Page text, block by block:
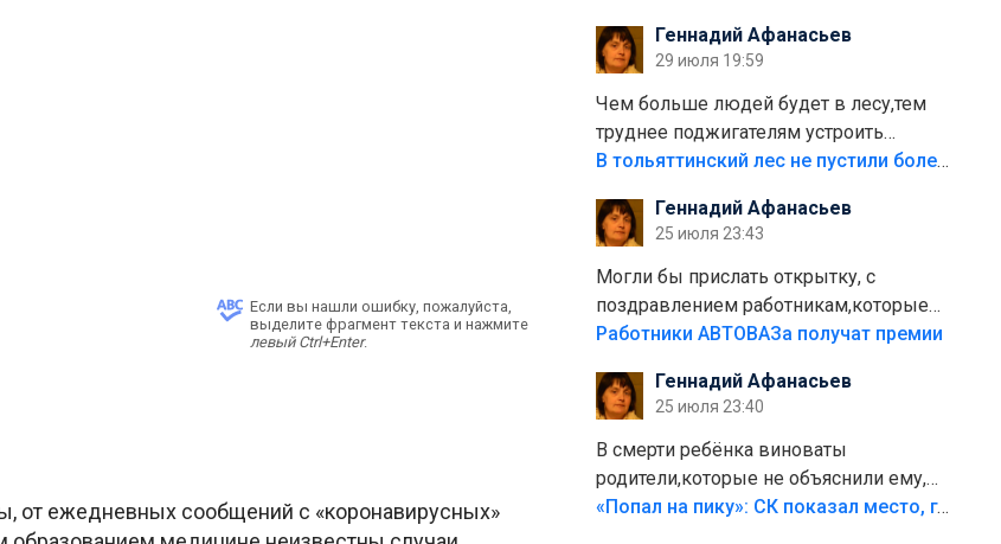
Если вы нашли ошибку, пожалуйста,
выделите фрагмент текста и нажмите
левый Ctrl+Enter.
от ежедневных сообщений с «коронавирусных»
плитки не хватило,т.к.осенью и зимой
лежала в парке и испортилась.Да
еще,видимо,часть украли.
Геннадий Афанасьев
29 июля 19:59
Чем больше людей будет в лесу,тем
труднее поджигателям устроить
пожар.Тех кто разводит костры,тех
полно стоит,почему водители всё
равно едут в лес? Штрафы мизерные.
В тольяттинский лес не пустили более тысячи автомобилей
Геннадий Афанасьев
25 июля 23:43
Могли бы прислать открытку, с
поздравлением работникам,которые
больше сорока лет отработали на
Работники АВТОВАЗа получат премии
Геннадий Афанасьев
25 июля 23:40
В смерти ребёнка виноваты
родители,которые не объяснили ему,
что такое хорошо и что такое плохо!
«Попал на пику»: СК показал место, где был смертельно травмирован ребенок в Тольятти